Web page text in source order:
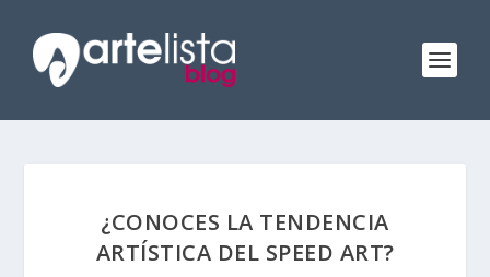
¿CONOCES LA TENDENCIA
ARTÍSTICA DEL SPEED ART?